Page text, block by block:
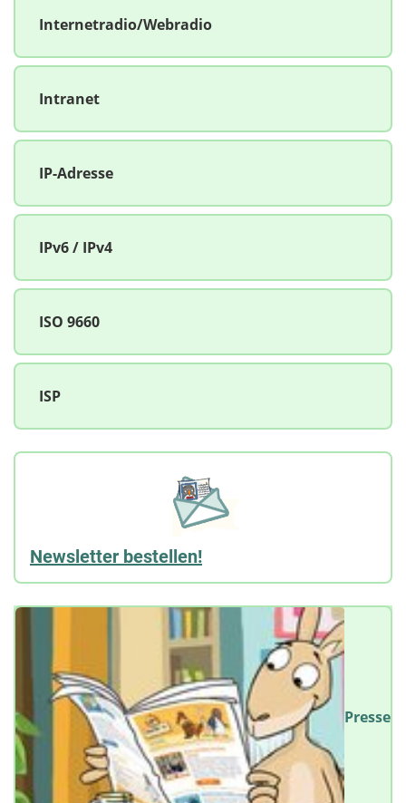
Internetradio/Webradio
Intranet
IP-Adresse
IPv6 / IPv4
ISO 9660
ISP
Newsletter bestellen!
Presse